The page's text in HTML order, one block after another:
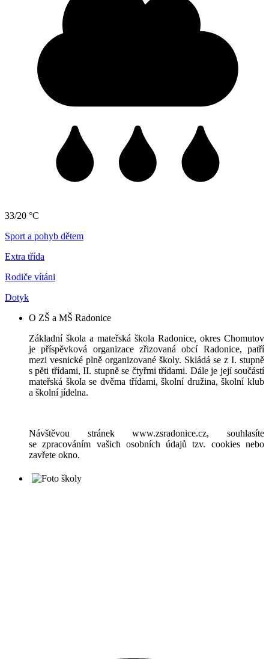
33/20 °C
Sport a pohyb dětem
Extra třída
Rodiče vítáni
Dotyk
O ZŠ a MŠ Radonice
Základní škola a mateřská škola Radonice, okres Chomutov
je příspěvková organizace zřizovaná obcí Radonice, patří
mezi vesnické plně organizované školy. Skládá se z I. stupně
s pěti třídami, II. stupně se čtyřmi třídami. Dále je její součástí
mateřská škola se dvěma třídami, školní družina, školní klub
a školní jídelna.
Návštěvou stránek www.zsradonice.cz, souhlasíte
se zpracováním vašich osobních údajů tzv. cookies nebo
zavřete okno.